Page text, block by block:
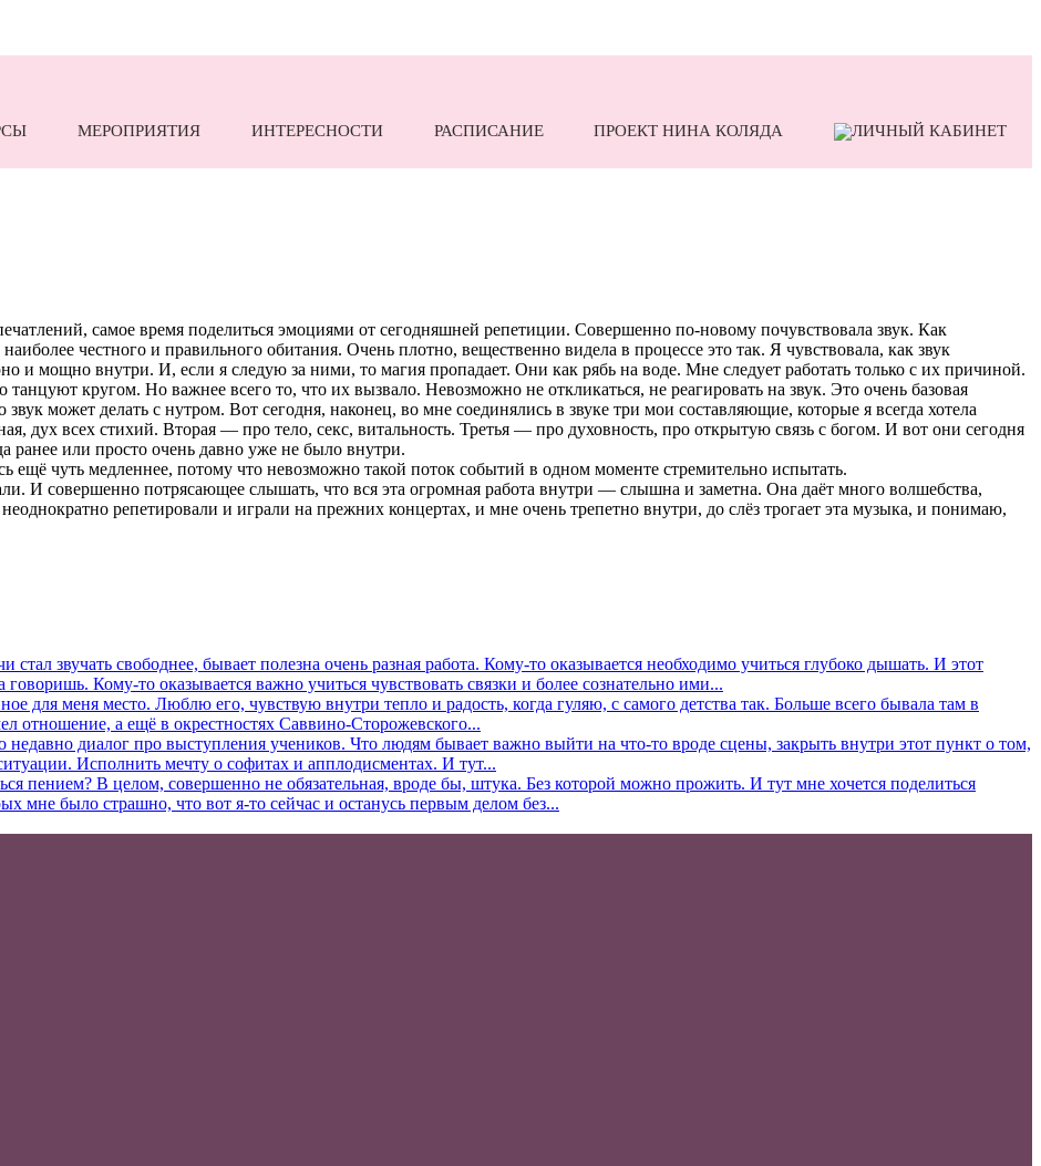
МЕРОПРИЯТИЯ ИНТЕРЕСНОСТИ РАСПИСАНИЕ ПРОЕКТ НИНА КОЛЯДА
самое время поделиться эмоциями от сегодняшней репетиции. Совершенно по-новому почувствовала звук. Как
честного и правильного обитания. Очень плотно, вещественно видела в процессе это так. Я чувствовала, как звук
и мощно внутри. И, если я следую за ними, то магия пропадает. Они как рябь на воде. Мне следует работать только с их причиной.
кругом. Но важнее всего то, что их вызвало. Невозможно не откликаться, не реагировать на звук. Это очень базовая
может делать с нутром. Вот сегодня, наконец, во мне соединялись в звуке три мои составляющие, которые я всегда хотела
дух всех стихий. Вторая — про тело, секс, витальность. Третья — про духовность, про открытую связь с богом. И вот они сегодня
ранее или просто очень давно уже не было внутри.
ещё чуть медленнее, потому что невозможно такой поток событий в одном моменте стремительно испытать.
И совершенно потрясающее слышать, что вся эта огромная работа внутри — слышна и заметна. Она даёт много волшебства,
репетировали и играли на прежних концертах, и мне очень трепетно внутри, до слёз трогает эта музыка, и понимаю,
стал звучать свободнее, бывает полезна очень разная работа. Кому-то оказывается необходимо учиться глубоко дышать. И этот
Кому-то оказывается важно учиться чувствовать связки и более сознательно ими...
для меня место. Люблю его, чувствую внутри тепло и радость, когда гуляю, с самого детства так. Больше всего бывала там в
отношение, а ещё в окрестностях Саввино-Сторожевского...
недавно диалог про выступления учеников. Что людям бывает важно выйти на что-то вроде сцены, закрыть внутри этот пункт о том,
Исполнить мечту о софитах и апплодисментах. И тут...
пением? В целом, совершенно не обязательная, вроде бы, штука. Без которой можно прожить. И тут мне хочется поделиться
мне было страшно, что вот я-то сейчас и останусь первым делом без...